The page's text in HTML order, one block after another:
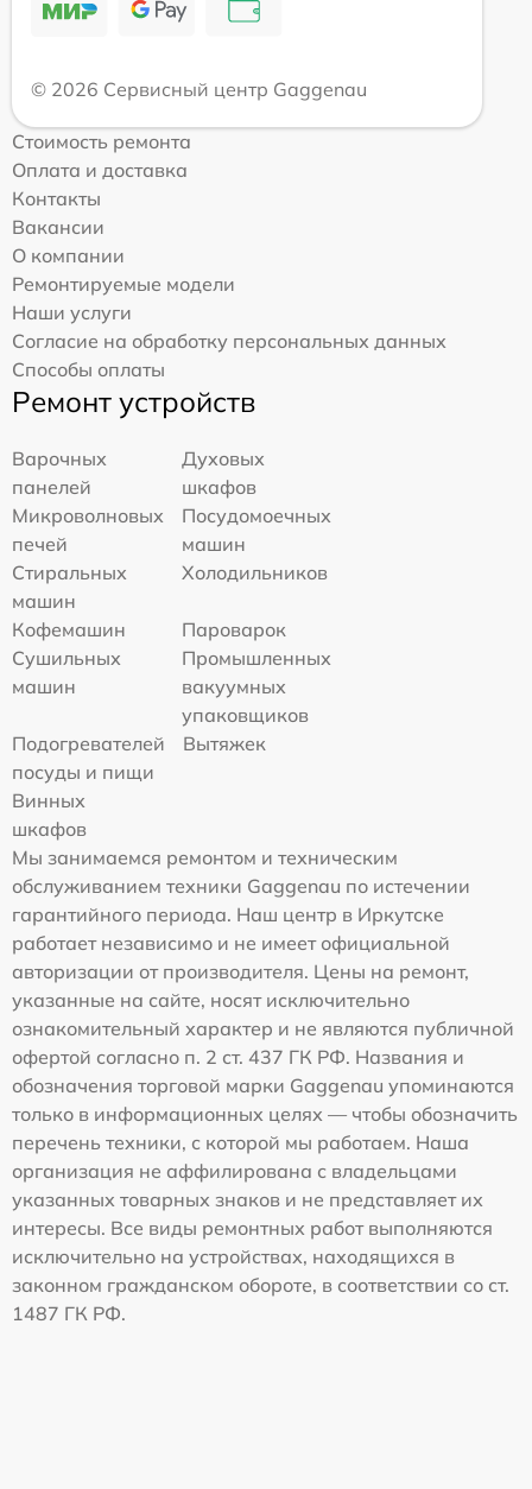
© 2026 Сервисный центр Gaggenau
Стоимость ремонта
Оплата и доставка
Контакты
Вакансии
О компании
Ремонтируемые модели
Наши услуги
Согласие на обработку персональных данных
Способы оплаты
Ремонт устройств
Варочных
панелей
Духовых
шкафов
Микроволновых
печей
Посудомоечных
машин
Стиральных
машин
Холодильников
Кофемашин
Пароварок
Сушильных
машин
Промышленных
вакуумных
упаковщиков
Подогревателей
посуды и пищи
Вытяжек
Винных
шкафов
Мы занимаемся ремонтом и техническим
обслуживанием техники Gaggenau по истечении
гарантийного периода. Наш центр в Иркутске
работает независимо и не имеет официальной
авторизации от производителя. Цены на ремонт,
указанные на сайте, носят исключительно
ознакомительный характер и не являются публичной
офертой согласно п. 2 ст. 437 ГК РФ. Названия и
обозначения торговой марки Gaggenau упоминаются
только в информационных целях — чтобы обозначить
перечень техники, с которой мы работаем. Наша
организация не аффилирована с владельцами
указанных товарных знаков и не представляет их
интересы. Все виды ремонтных работ выполняются
исключительно на устройствах, находящихся в
законном гражданском обороте, в соответствии со ст.
1487 ГК РФ.